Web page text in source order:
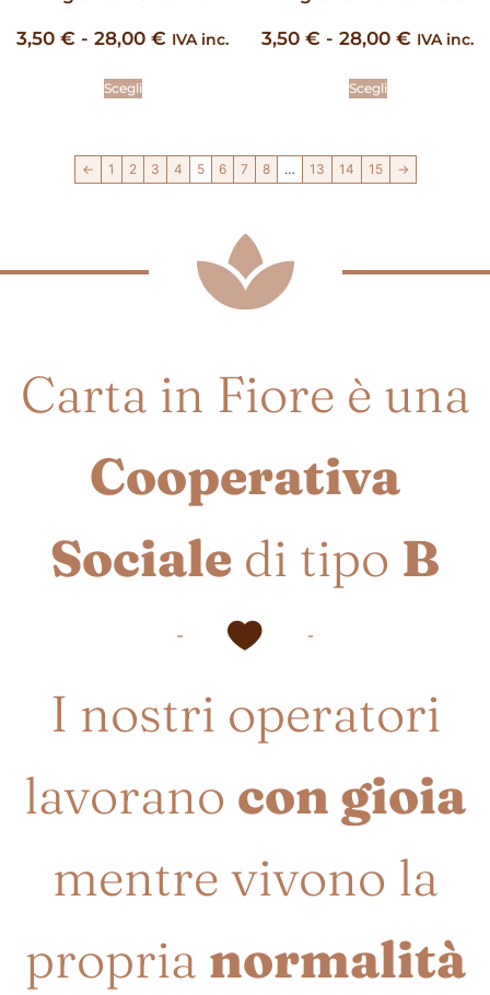
3,50 € - 28,00 € IVA inc.
Scegli
3,50 € - 28,00 € IVA inc.
Scegli
← 1 2 3 4 5 6 7 8 … 13 14 15 →
Carta in Fiore è una
Cooperativa
Sociale di tipo B
I nostri operatori
lavorano con gioia
mentre vivono la
propria normalità